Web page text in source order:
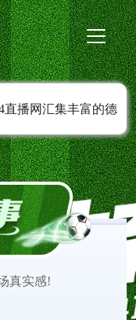
直播网汇集丰富的德
持免费在线观看，全
更新赛程安排，第
真实感!